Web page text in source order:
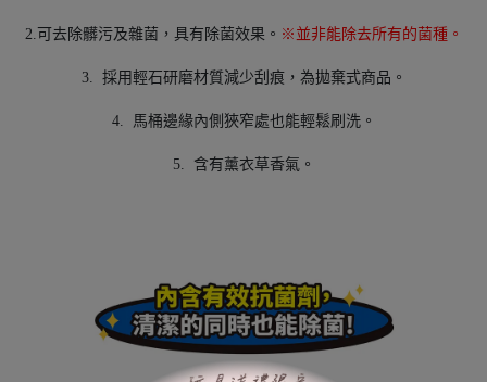
2.可去除髒污及雜菌，具有除菌效果。 ※並非能除去所有的菌種。
3. 採用輕石研磨材質減少刮痕，為拋棄式商品。
4. 馬桶邊緣內側狹窄處也能輕鬆刷洗。
5. 含有薰衣草香氣。